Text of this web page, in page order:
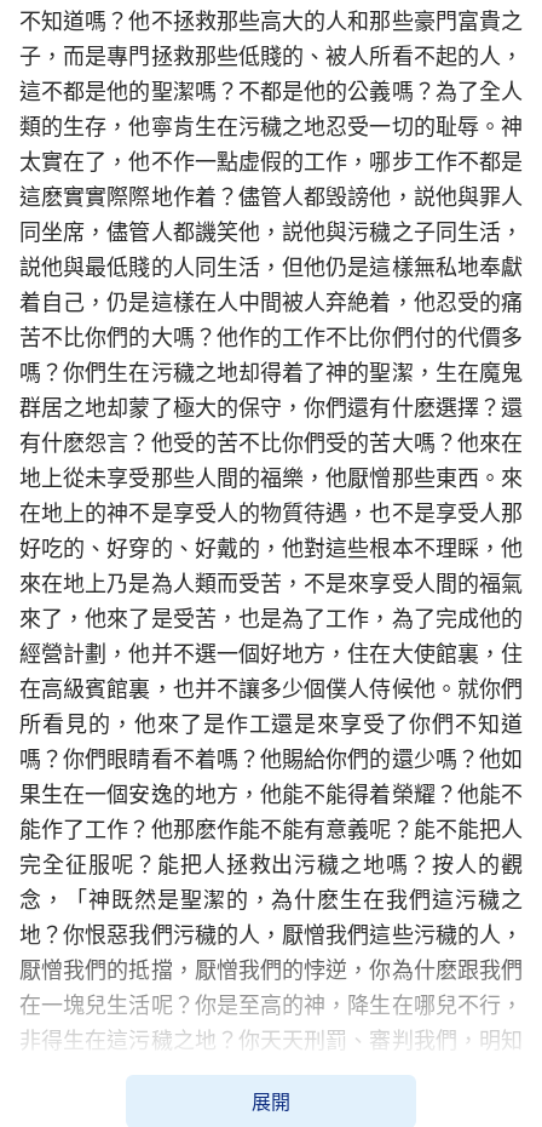
不知道嗎？他不拯救那些高大的人和那些豪門富貴之
子，而是專門拯救那些低賤的、被人所看不起的人，
這不都是他的聖潔嗎？不都是他的公義嗎？為了全人
類的生存，他寧肯生在污穢之地忍受一切的耻辱。神
太實在了，他不作一點虚假的工作，哪步工作不都是
這麽實實際際地作着？儘管人都毁謗他，説他與罪人
同坐席，儘管人都譏笑他，説他與污穢之子同生活，
説他與最低賤的人同生活，但他仍是這樣無私地奉獻
着自己，仍是這樣在人中間被人弃絶着，他忍受的痛
苦不比你們的大嗎？他作的工作不比你們付的代價多
嗎？你們生在污穢之地却得着了神的聖潔，生在魔鬼
群居之地却蒙了極大的保守，你們還有什麽選擇？還
有什麽怨言？他受的苦不比你們受的苦大嗎？他來在
地上從未享受那些人間的福樂，他厭憎那些東西。來
在地上的神不是享受人的物質待遇，也不是享受人那
好吃的、好穿的、好戴的，他對這些根本不理睬，他
來在地上乃是為人類而受苦，不是來享受人間的福氣
來了，他來了是受苦，也是為了工作，為了完成他的
經營計劃，他并不選一個好地方，住在大使館裏，住
在高級賓館裏，也并不讓多少個僕人侍候他。就你們
所看見的，他來了是作工還是來享受了你們不知道
嗎？你們眼睛看不着嗎？他賜給你們的還少嗎？他如
果生在一個安逸的地方，他能不能得着榮耀？他能不
能作了工作？他那麽作能不能有意義呢？能不能把人
完全征服呢？能把人拯救出污穢之地嗎？按人的觀
念，「神既然是聖潔的，為什麽生在我們這污穢之
地？你恨惡我們污穢的人，厭憎我們這些污穢的人，
厭憎我們的抵擋，厭憎我們的悖逆，你為什麽跟我們
在一塊兒生活呢？你是至高的神，降生在哪兒不行，
非得生在這污穢之地？你天天刑罰、審判我們，明知
道我們是摩押的後代，為什麽還在我們中間生活？為
什麽還從摩押後代的一個家庭中出生呢？你為什麽這
展開